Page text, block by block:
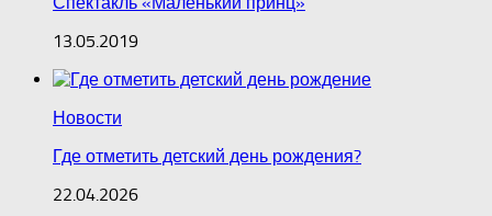
13.05.2019
Новости
Где отметить детский день рождения?
22.04.2026